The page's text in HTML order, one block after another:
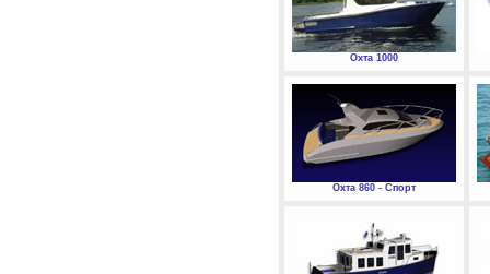
Охта 1000
Охта 860 - Спорт